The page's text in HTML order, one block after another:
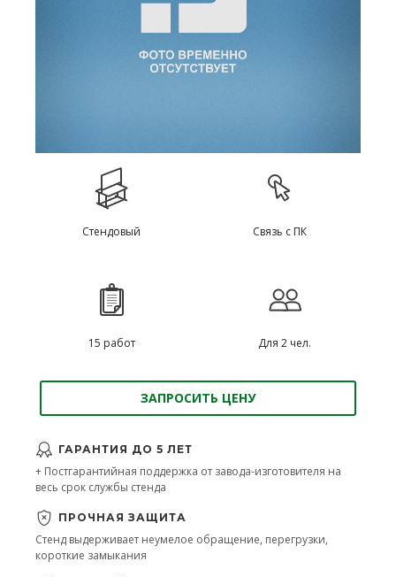
Стендовый Связь с ПК
15 работ Для 2 чел.
ЗАПРОСИТЬ ЦЕНУ
ГАРАНТИЯ ДО 5 ЛЕТ
+ Постгарантийная поддержка от завода-изготовителя на
весь срок службы стенда
ПРОЧНАЯ ЗАЩИТА
Стенд выдерживает неумелое обращение, перегрузки,
короткие замыкания